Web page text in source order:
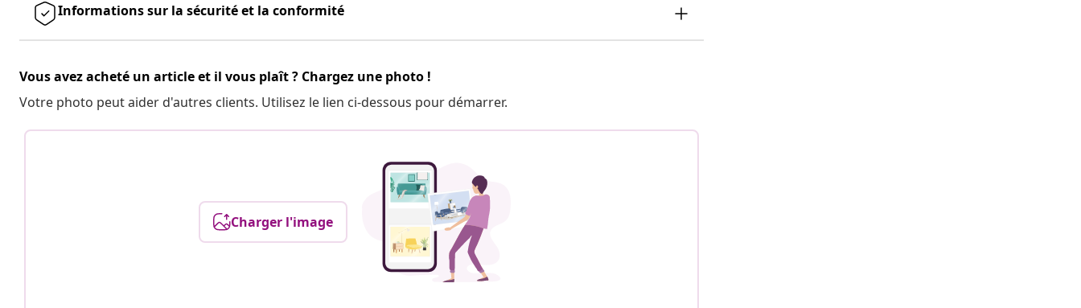
Informations sur la sécurité et la conformité
Vous avez acheté un article et il vous plaît ? Chargez une photo !
Votre photo peut aider d'autres clients. Utilisez le lien ci-dessous pour démarrer.
Charger l'image